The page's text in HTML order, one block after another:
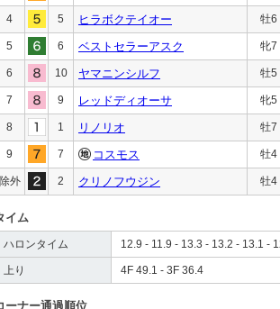
4 5 ヒラボクテイオー 牡6
5 6 ベストセラーアスク 牝7
6 10 ヤマニンシルフ 牡5
7 9 レッドディオーサ 牝5
8 1 リノリオ 牡7
9 7 コスモス 牡4
除外 2 クリノフウジン 牡4
イム
ハロンタイム 12.9 - 11.9 - 13.3 - 13.2 - 13.1 -
上り 4F 49.1 - 3F 36.4
ーナー通過順位